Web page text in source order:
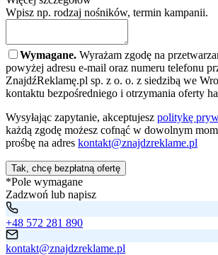
Wpisz np. rodzaj nośników, termin kampanii.
Wymagane. Wyrażam zgodę na
powyżej adresu e-mail oraz numeru telefonu
ZnajdźReklamę.pl sp. z o. o. z siedzibą we
kontaktu bezpośredniego i otrzymania oferty
Wysyłając zapytanie, akceptujesz politykę
każdą zgodę możesz cofnąć w dowolnym
prośbę na adres kontakt@znajdzreklame.pl
Tak, chcę bezpłatną ofertę
*Pole wymagane
Zadzwoń lub napisz
+48 572 281 890
kontakt@znajdzreklame.pl